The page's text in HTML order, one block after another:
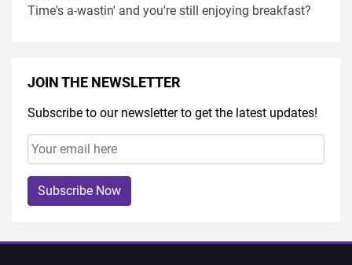
Time's a-wastin' and you're still enjoying breakfast?
JOIN THE NEWSLETTER
Subscribe to our newsletter to get the latest updates!
Subscribe Now